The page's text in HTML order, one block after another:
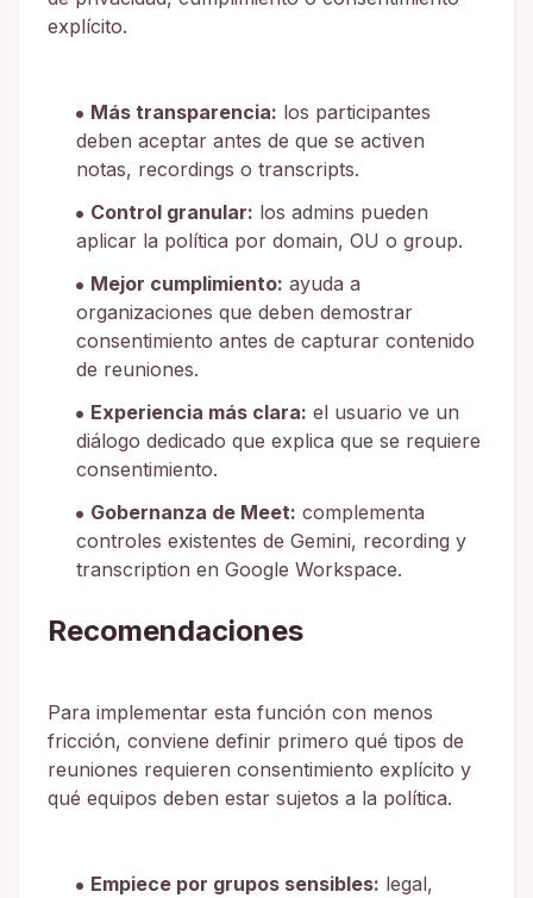
explícito.
Más transparencia: los participantes
deben aceptar antes de que se activen
notas, recordings o transcripts.
Control granular: los admins pueden
aplicar la política por domain, OU o group.
Mejor cumplimiento: ayuda a
organizaciones que deben demostrar
consentimiento antes de capturar contenido
de reuniones.
Experiencia más clara: el usuario ve un
diálogo dedicado que explica que se requiere
consentimiento.
Gobernanza de Meet: complementa
controles existentes de Gemini, recording y
transcription en Google Workspace.
Recomendaciones
Para implementar esta función con menos
fricción, conviene definir primero qué tipos de
reuniones requieren consentimiento explícito y
qué equipos deben estar sujetos a la política.
Empiece por grupos sensibles: legal,